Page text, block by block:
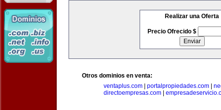
Realizar una Oferta
Precio Ofrecido $
Otros dominios en venta:
ventaplus.com
portalpropiedades.com
directoempresas.com|